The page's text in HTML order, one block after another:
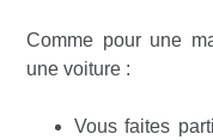
Comme pour une
une voiture :
Vous faites